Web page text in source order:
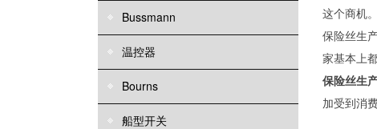
Bussmann
温控器
Bourns
船型开关
这个商机。
保险丝生
家基本上
保险丝生
加受到消